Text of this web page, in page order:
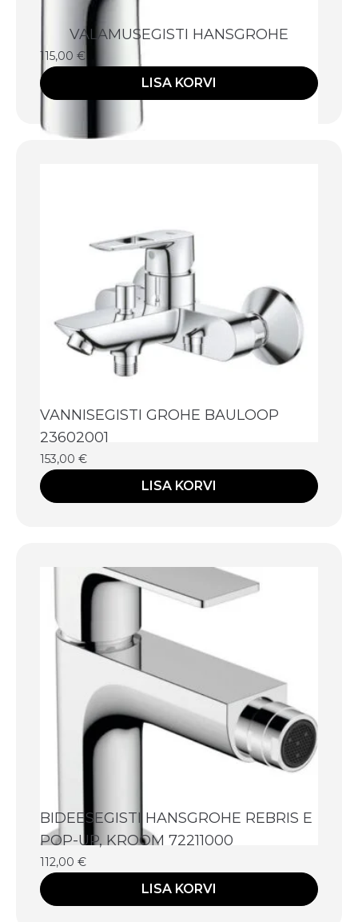
VALAMUSEGISTI HANSGROHE
115,00 €
LISA KORVI
VANNISEGISTI GROHE BAULOOP
23602001
153,00 €
LISA KORVI
BIDEESEGISTI HANSGROHE REBRIS E
POP-UP, KROOM 72211000
112,00 €
LISA KORVI